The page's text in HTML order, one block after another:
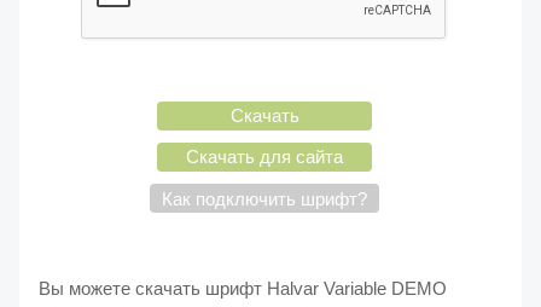
Скачать
Скачать для сайта
Как подключить шрифт?
Вы можете скачать шрифт Halvar Variable DEMO